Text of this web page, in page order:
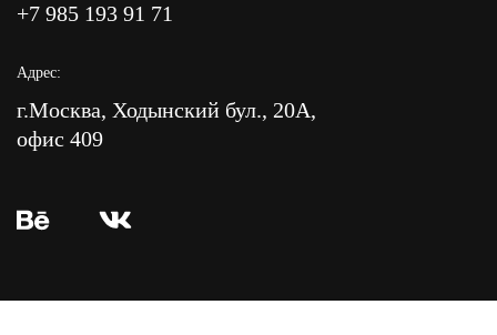
+7 985 193 91 71
Адрес:
г.Москва, Ходынский бул., 20А,
офис 409